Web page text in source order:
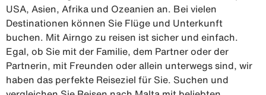
USA, Asien, Afrika und Ozeanien an. Bei vielen
Destinationen können Sie Flüge und Unterkunft
buchen. Mit Airngo zu reisen ist sicher und einfach.
Egal, ob Sie mit der Familie, dem Partner oder der
Partnerin, mit Freunden oder allein unterwegs sind, wir
haben das perfekte Reiseziel für Sie. Suchen und